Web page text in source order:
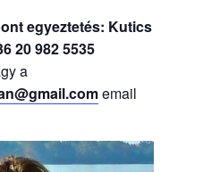
egyeztetés: Kutics
20 982 5535
a
email